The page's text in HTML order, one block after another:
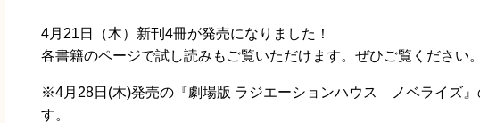
4月21日（木）新刊4冊が発売になりました！
各書籍のページで試し読みもご覧いただけます。ぜひご覧ください。
※4月28日(木)発売の『劇場版 ラジエーションハウス ノベライズ』
す。